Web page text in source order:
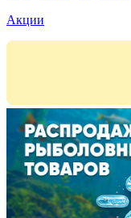
Акции